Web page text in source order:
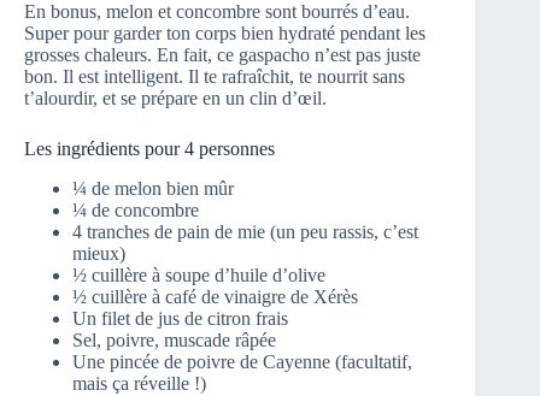
En bonus, melon et concombre sont bourrés d’eau.
Super pour garder ton corps bien hydraté pendant les
grosses chaleurs. En fait, ce gaspacho n’est pas juste
bon. Il est intelligent. Il te rafraîchit, te nourrit sans
t’alourdir, et se prépare en un clin d’œil.
Les ingrédients pour 4 personnes
¼ de melon bien mûr
¼ de concombre
4 tranches de pain de mie (un peu rassis, c’est
mieux)
½ cuillère à soupe d’huile d’olive
½ cuillère à café de vinaigre de Xérès
Un filet de jus de citron frais
Sel, poivre, muscade râpée
Une pincée de poivre de Cayenne (facultatif,
mais ça réveille !)